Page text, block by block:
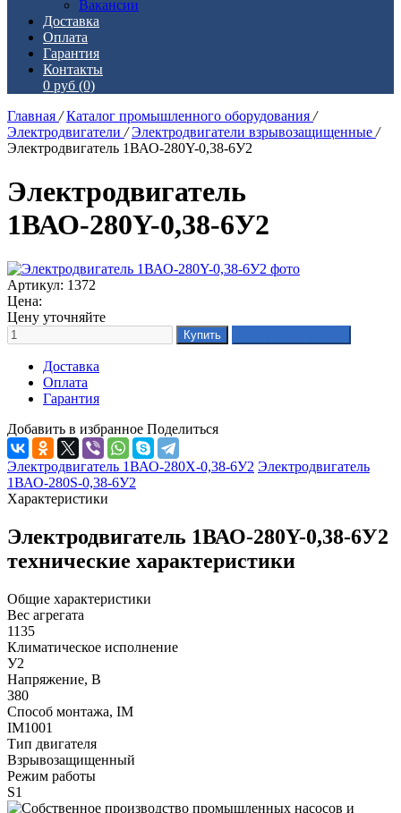
Вакансии
Доставка
Оплата
Гарантия
Контакты
0 руб (0)
Главная / Каталог промышленного оборудования /
Электродвигатели / Электродвигатели взрывозащищенные /
Электродвигатель 1ВАО-280Y-0,38-6У2
Электродвигатель
1ВАО-280Y-0,38-6У2
Артикул: 1372
Цена:
Цену уточняйте
Доставка
Оплата
Гарантия
Добавить в избранное Поделиться
Электродвигатель 1ВАО-280Х-0,38-6У2 Электродвигатель
1ВАО-280S-0,38-6У2
Характеристики
Электродвигатель 1ВАО-280Y-0,38-6У2
технические характеристики
Общие характеристики
Вес агрегата
1135
Климатическое исполнение
У2
Напряжение, В
380
Способ монтажа, IM
IM1001
Тип двигателя
Взрывозащищенный
Режим работы
S1